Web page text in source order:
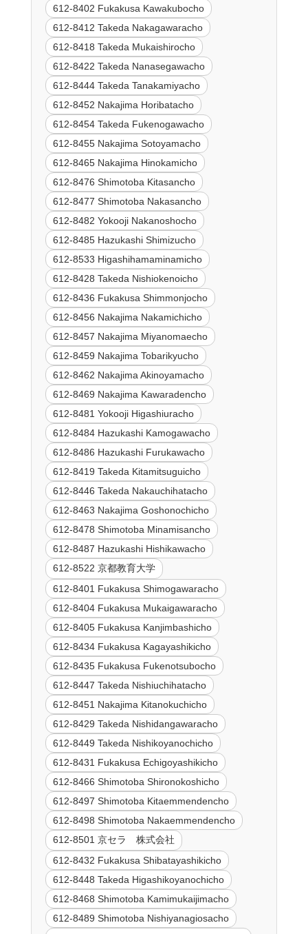
612-8402 Fukakusa Kawakubocho
612-8412 Takeda Nakagawaracho
612-8418 Takeda Mukaishirocho
612-8422 Takeda Nanasegawacho
612-8444 Takeda Tanakamiyacho
612-8452 Nakajima Horibatacho
612-8454 Takeda Fukenogawacho
612-8455 Nakajima Sotoyamacho
612-8465 Nakajima Hinokamicho
612-8476 Shimotoba Kitasancho
612-8477 Shimotoba Nakasancho
612-8482 Yokooji Nakanoshocho
612-8485 Hazukashi Shimizucho
612-8533 Higashihamaminamicho
612-8428 Takeda Nishiokenoicho
612-8436 Fukakusa Shimmonjocho
612-8456 Nakajima Nakamichicho
612-8457 Nakajima Miyanomaecho
612-8459 Nakajima Tobarikyucho
612-8462 Nakajima Akinoyamacho
612-8469 Nakajima Kawaradencho
612-8481 Yokooji Higashiuracho
612-8484 Hazukashi Kamogawacho
612-8486 Hazukashi Furukawacho
612-8419 Takeda Kitamitsuguicho
612-8446 Takeda Nakauchihatacho
612-8463 Nakajima Goshonochicho
612-8478 Shimotoba Minamisancho
612-8487 Hazukashi Hishikawacho
612-8522 京都教育大学
612-8401 Fukakusa Shimogawaracho
612-8404 Fukakusa Mukaigawaracho
612-8405 Fukakusa Kanjimbashicho
612-8434 Fukakusa Kagayashikicho
612-8435 Fukakusa Fukenotsubocho
612-8447 Takeda Nishiuchihatacho
612-8451 Nakajima Kitanokuchicho
612-8429 Takeda Nishidangawaracho
612-8449 Takeda Nishikoyanochicho
612-8431 Fukakusa Echigoyashikicho
612-8466 Shimotoba Shironokoshicho
612-8497 Shimotoba Kitaemmendencho
612-8498 Shimotoba Nakaemmendencho
612-8501 京セラ 株式会社
612-8432 Fukakusa Shibatayashikicho
612-8448 Takeda Higashikoyanochicho
612-8468 Shimotoba Kamimukaijimacho
612-8489 Shimotoba Nishiyanagiosacho